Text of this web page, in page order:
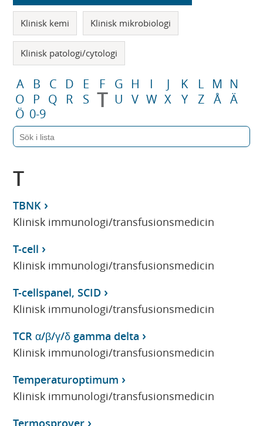
Klinisk kemi Klinisk mikrobiologi
Klinisk patologi/cytologi
A B C D E F G H I J K L M N
O
P Q R S T U V W X Y Z Å Ä
Ö 0-9
T
TBNK
Klinisk immunologi/transfusionsmedicin
T-cell
Klinisk immunologi/transfusionsmedicin
T-cellspanel, SCID
Klinisk immunologi/transfusionsmedicin
TCR α/β/γ/δ gamma delta
Klinisk immunologi/transfusionsmedicin
Temperaturoptimum
Klinisk immunologi/transfusionsmedicin
Termosprover